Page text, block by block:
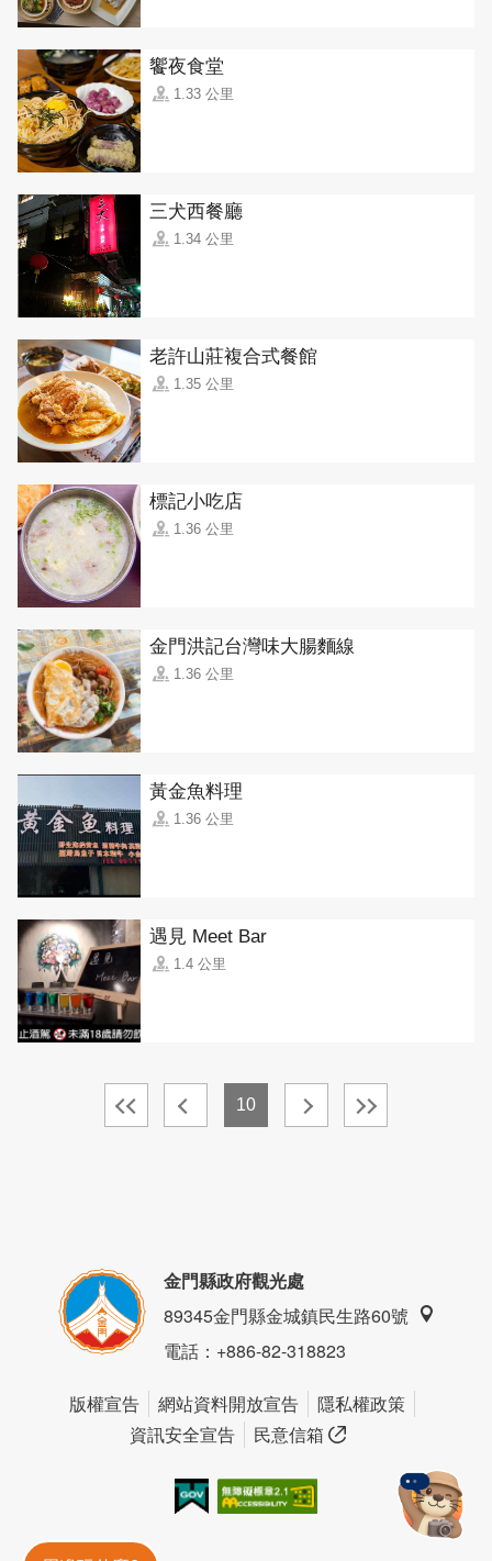
饗夜食堂
1.33 公里
三犬西餐廳
1.34 公里
老許山莊複合式餐館
1.35 公里
標記小吃店
1.36 公里
金門洪記台灣味大腸麵線
1.36 公里
黃金魚料理
1.36 公里
遇見 Meet Bar
1.4 公里
10
金門縣政府觀光處
89345金門縣金城鎮民生路60號
電話：+886-82-318823
版權宣告 網站資料開放宣告
隱私權政策
資訊安全宣告
民意信箱